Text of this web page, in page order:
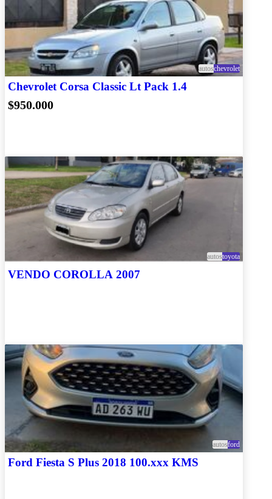
autoschevrolet
Chevrolet Corsa Classic Lt Pack 1.4
$950.000
autostoyota
VENDO COROLLA 2007
autosford
Ford Fiesta S Plus 2018 100.xxx KMS